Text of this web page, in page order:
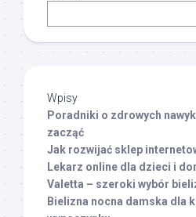
Wpisy
Poradniki o zdrowych
zacząć
Jak rozwijać sklep
Lekarz online dla dzieci i
Valetta – szeroki wybór
Bielizna nocna damska dla